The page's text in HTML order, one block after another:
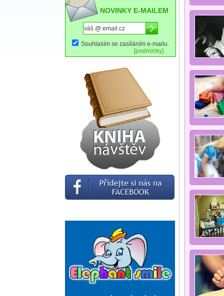
NOVINKY E-MAILEM
Souhlasím se zasíláním e-mailu.
[podmínky]